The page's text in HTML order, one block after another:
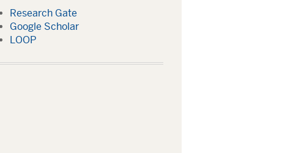
Research Gate
Google Scholar
LOOP